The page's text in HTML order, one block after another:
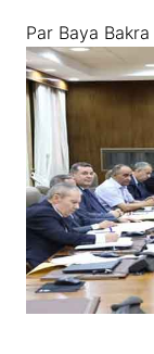
Par Baya Bakra